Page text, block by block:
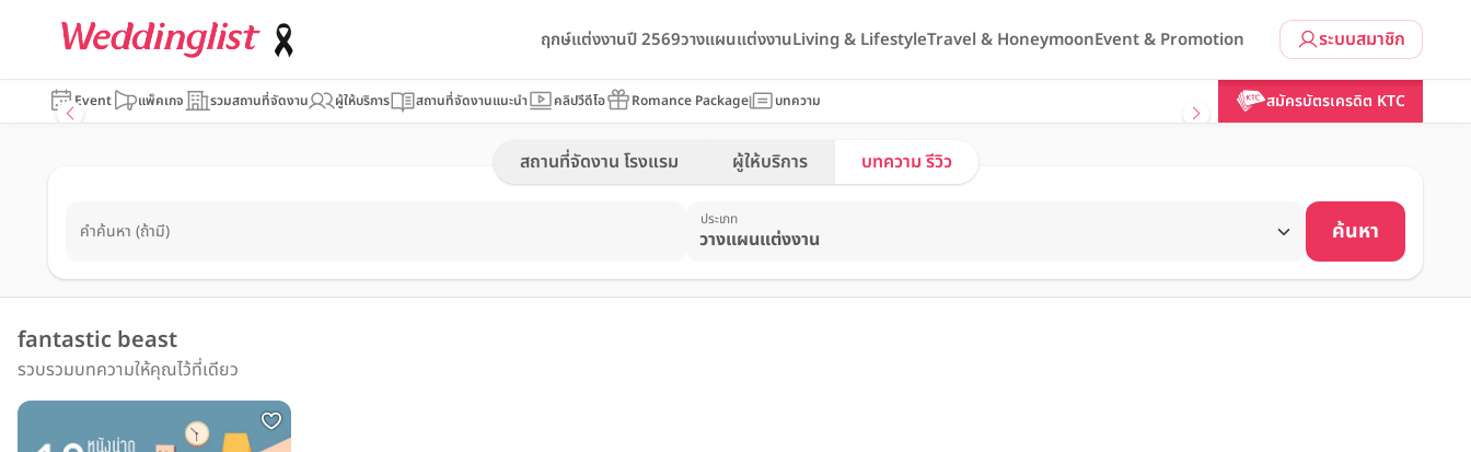
ระบบสมาชิก
ฤกษ์แต่งงานปี 2569วางแผนแต่งงานLiving & LifestyleTravel & HoneymoonEvent & Promotion
Event แพ็คเกจ รวมสถานที่จัดงาน ผู้ให้บริการ สถานที่จัดงานแนะนำ คลิปวีดีโอ Romance Package บทความ สมัครบัตรเครดิต KTC
สถานที่จัดงาน โรงแรม ผู้ให้บริการ บทความ รีวิว
คำค้นหา (ถ้ามี)
ประเภท ค้นหา
fantastic beast
รวบรวมบทความให้คุณไว้ที่เดียว